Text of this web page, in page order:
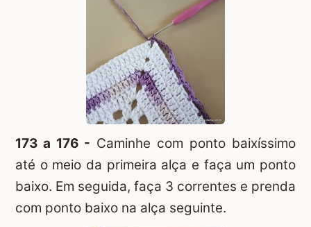
173 a 176 - Caminhe com ponto baixíssimo
até o meio da primeira alça e faça um ponto
baixo. Em seguida, faça 3 correntes e prenda
com ponto baixo na alça seguinte.